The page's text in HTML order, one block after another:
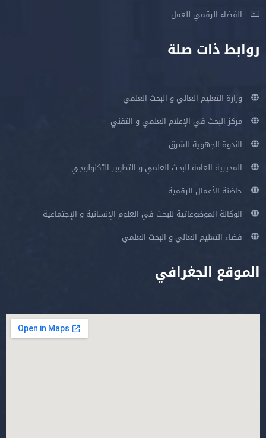
الفضاء الرقمي للعمل
روابط ذات صلة
وزارة التعليم العالي و البحث العلمي
مركز البحث في الإعلام العلمي و التقني
الندوة الجهوية للشرق
المديرية العامة للبحث العلمي و التطوير التكنولوجي
حاضنة الأعمال الرقمية
الوكالة الموضوعاتية للبحث في العلوم الإنسانية و الإجتماعية
فضاء التعليم العالي و البحث العلمي
الموقع الجغرافي